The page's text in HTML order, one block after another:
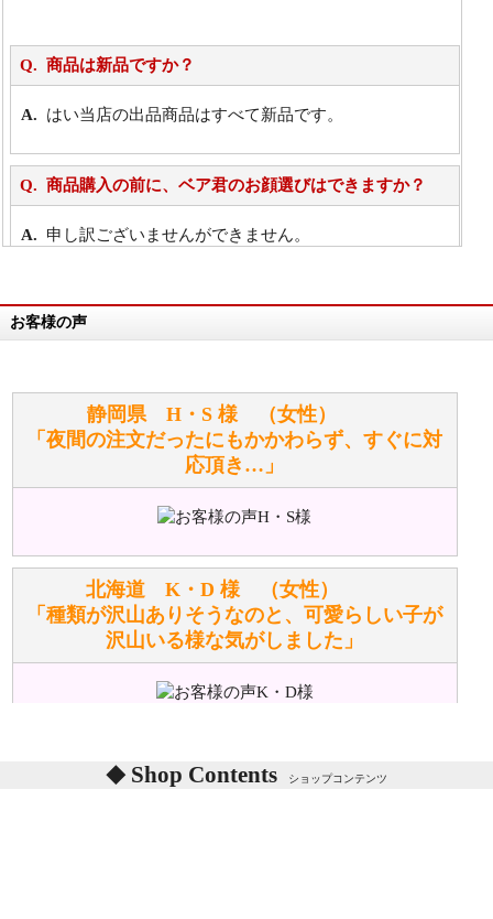
商品は新品ですか？
はい当店の出品商品はすべて新品です。
商品購入の前に、ベア君のお顔選びはできますか？
申し訳ございませんができません。
万が一欲しい商品が見つからない場合は、探して取り
お任せください！それは当店が謡っています「おも
てなしの心」で対応させていただきます。
シュタイフのぬいぐるみは洗濯できますか？ ぬいぐ
るみのお手入れ方法を教えてください。
詳しくはこちら をご覧ください。
ぬいぐるみの耳に付いているボタンやタグに、何か意
味などがありますか？
詳しくはこちらをご覧ください。
お客様の声
静岡県 H・S 様 （女性）
「夜間の注文だったにもかかわらず、すぐに対
応頂き…」
北海道 K・D 様 （女性）
「種類が沢山ありそうなのと、可愛らしい子が
沢山いる様な気がしました」
東京都 M・K 様 （女性）
「対応はどちらも丁寧でした。値段と他の融通
Shop Contents ショップコンテンツ